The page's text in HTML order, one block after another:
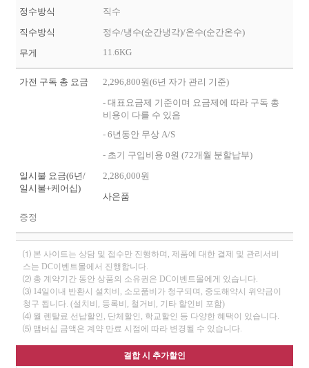
정수방식
직수
직수방식
정수/냉수(순간냉각)/온수(순간온수)
무게
11.6KG
가전 구독 총 요금
2,296,800원(6년 자가 관리 기준)
- 대표요금제 기준이며 요금제에 따라 구독 총
비용이 다를 수 있음
- 6년동안 무상 A/S
- 초기 구입비용 0원 (72개월 분할납부)
일시불 요금(6년/
일시불+케어십)
2,286,000원
사은품
증정
⑴ 본 사이트는 상담 및 접수만 진행하며, 제품에 대한 결제 및 관리서비
스는 DC이벤트몰에서 진행합니다.
⑵ 총 계약기간 동안 상품의 소유권은 DC이벤트몰에게 있습니다.
⑶ 14일이내 반환시 설치비, 소모품비가 청구되며, 중도해약시 위약금이
청구 됩니다. (설치비, 등록비, 철거비, 기타 할인비 포함)
⑷ 월 렌탈료 선납할인, 단체할인, 학교할인 등 다양한 혜택이 있습니다.
⑸ 맴버십 금액은 계약 만료 시점에 따라 변경될 수 있습니다.
결합 시 추가할인